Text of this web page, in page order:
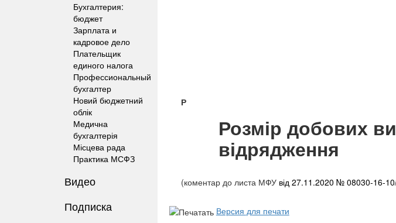
Бухгалтерия:
бюджет
Зарплата и
кадровое дело
Плательщик
единого налога
Профессиональный
бухгалтер
Новий бюджетний
облік
Медична
бухгалтерія
Місцева рада
Практика МСФЗ
Видео
Подписка
Р
Розмір добових
відрядження
(коментар до листа МФУ від 27.11.2020 № 08030-16-
Версия для печати